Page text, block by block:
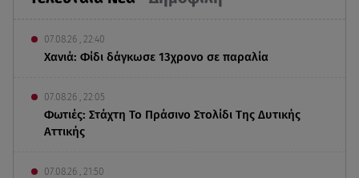
07.08.26 , 22:40
Χανιά: Φίδι δάγκωσε 13χρονο σε παραλία
07.08.26 , 22:05
Φωτιές: Στάχτη Το Πράσινο Στολίδι Της Δυτικής
Αττικής
07.08.26 , 21:50